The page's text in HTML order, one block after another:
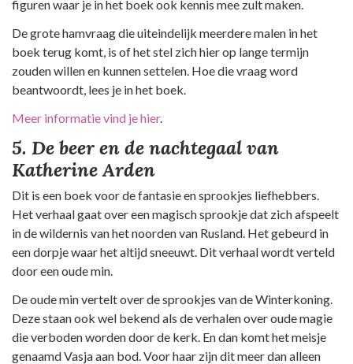
figuren waar je in het boek ook kennis mee zult maken.
De grote hamvraag die uiteindelijk meerdere malen in het
boek terug komt, is of het stel zich hier op lange termijn
zouden willen en kunnen settelen. Hoe die vraag word
beantwoordt, lees je in het boek.
Meer informatie vind je hier.
5. De beer en de nachtegaal van
Katherine Arden
Dit is een boek voor de fantasie en sprookjes liefhebbers.
Het verhaal gaat over een magisch sprookje dat zich afspeelt
in de wildernis van het noorden van Rusland. Het gebeurd in
een dorpje waar het altijd sneeuwt. Dit verhaal wordt verteld
door een oude min.
De oude min vertelt over de sprookjes van de Winterkoning.
Deze staan ook wel bekend als de verhalen over oude magie
die verboden worden door de kerk. En dan komt het meisje
genaamd Vasja aan bod. Voor haar zijn dit meer dan alleen